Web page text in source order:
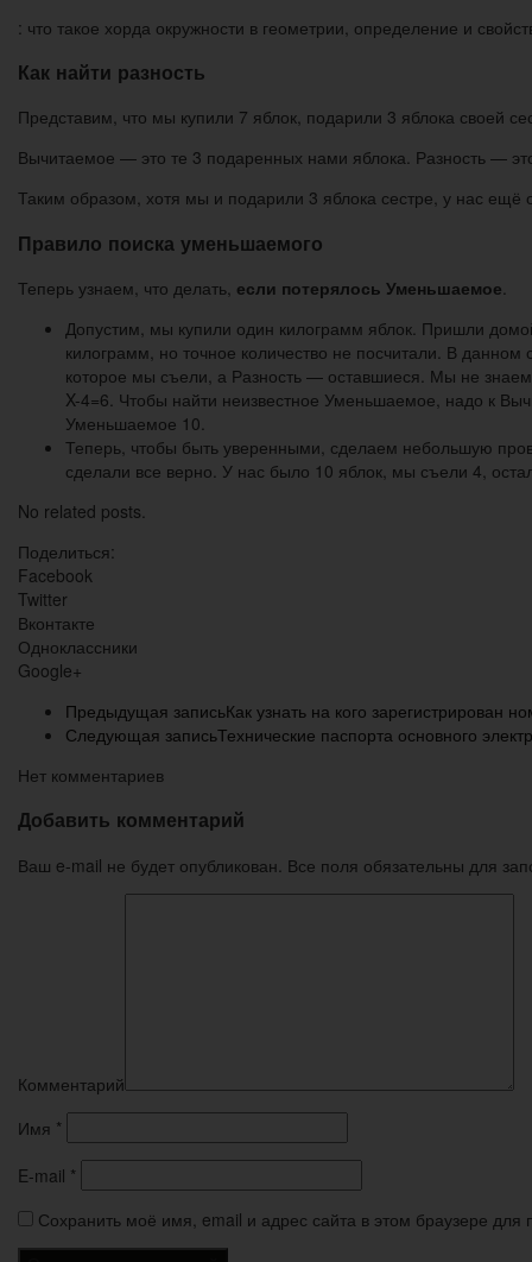
: что такое хорда окружности в геометрии, определение и
Как найти разность
Представим, что мы купили 7 яблок, подарили 3 яблока своей
Вычитаемое — это те 3 подаренных нами яблока. Разность —
Таким образом, хотя мы и подарили 3 яблока сестре, у нас ещё
Правило поиска уменьшаемого
Теперь узнаем, что делать, если потерялось Уменьшаемое.
Допустим, мы купили один килограмм яблок. Пришли
килограмм, но точное количество не посчитали. В
которое мы съели, а Разность — оставшиеся. Мы не знаем
X-4=6. Чтобы найти неизвестное Уменьшаемое, надо к
Уменьшаемое 10.
Теперь, чтобы быть уверенными, сделаем небольшую
сделали все верно. У нас было 10 яблок, мы съели 4,
No related posts.
Поделиться:
Facebook
Twitter
Вконтакте
Одноклассники
Google+
Предыдущая записьКак узнать на кого зарегистрирован
Следующая записьТехнические паспорта основного
Нет комментариев
Добавить комментарий
Ваш e-mail не будет опубликован. Все поля обязательны для
Комментарий
Имя *
E-mail *
Сохранить моё имя, email и адрес сайта в этом браузере